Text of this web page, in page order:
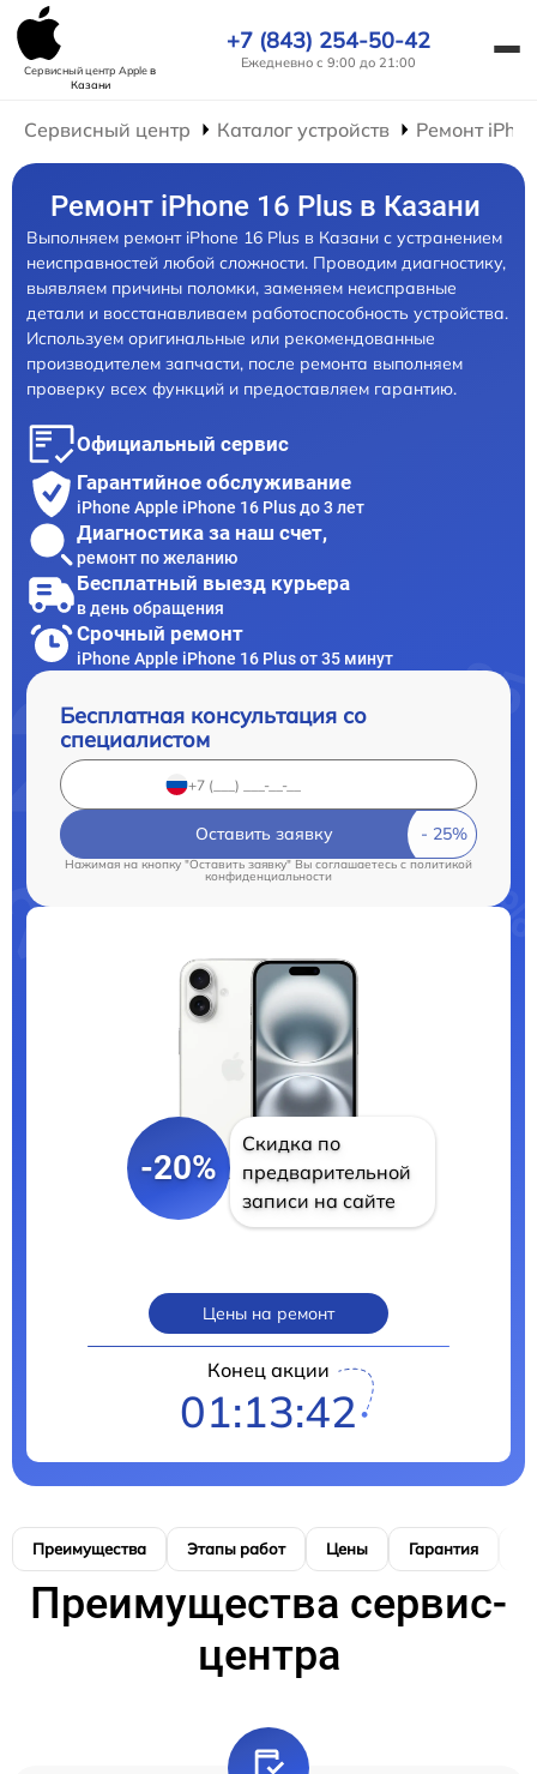
Сервисный центр Appleв
Казани
+7 (843) 254-50-42
Ежедневно с 9:00 до 21:00
Сервисный центр Каталог устройств Ремонт
Ремонт iPhone 16 Plus в Казани
Выполняем ремонт iPhone 16 Plus в Казани с устранением
неисправностей любой сложности. Проводим диагностику,
выявляем причины поломки, заменяем неисправные
детали и восстанавливаем работоспособность устройства.
Используем оригинальные или рекомендованные
производителем запчасти, после ремонта выполняем
проверку всех функций и предоставляем гарантию.
Официальный сервис
Гарантийное обслуживание
iPhone Apple iPhone 16 Plus до 3 лет
Диагностика за наш счет,
ремонт по желанию
Бесплатный выезд курьера
в день обращения
Срочный ремонт
iPhone Apple iPhone 16 Plus от 35 минут
Бесплатная консультация со
специалистом
Оставить заявку
Нажимая на кнопку "Оставить заявку" Вы соглашаетесь cполитикой
конфиденциальности
-20%
Скидка по
предварительной
записи на сайте
Цены на ремонт
Конец акции
01:13:41
Преимущества Этапы работ Цены Гарантия
Преимущества сервис-
центра